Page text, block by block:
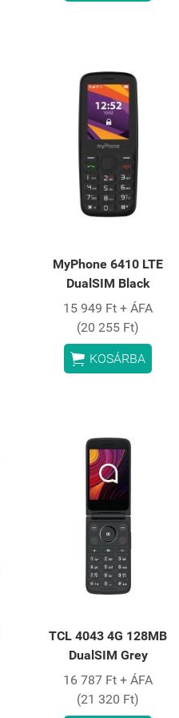
MyPhone 6410 LTE
DualSIM Black
15 949 Ft + ÁFA
(20 255 Ft)
 KOSÁRBA
TCL 4043 4G 128MB
DualSIM Grey
16 787 Ft + ÁFA
(21 320 Ft)